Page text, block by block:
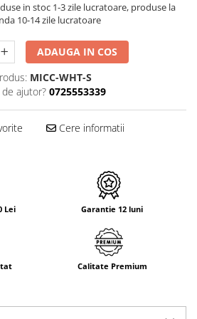
in stoc 1-3 zile lucratoare, produse la
10-14 zile lucratoare
ADAUGA IN COS
MICC-WHT-S
ajutor? 0725553339
Cere informatii
Lei Garantie 12 luni
Calitate Premium